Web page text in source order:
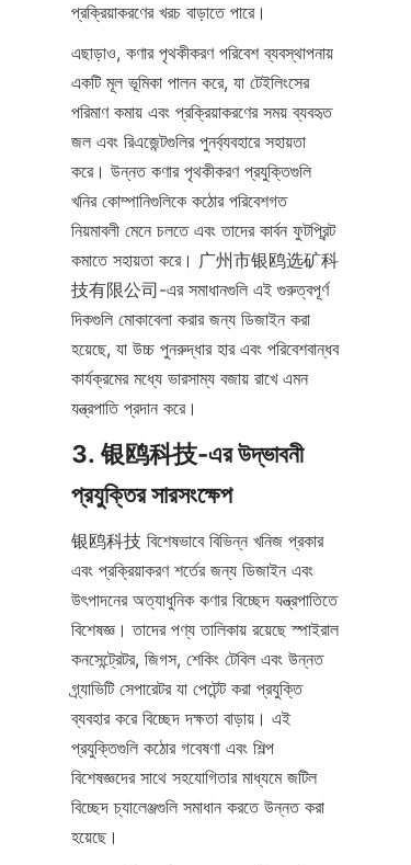
প্রক্রিয়াকরণের খরচ বাড়াতে পারে।
এছাড়াও, কণার পৃথকীকরণ পরিবেশ ব্যবস্থাপনায়
একটি মূল ভূমিকা পালন করে, যা টেইলিংসের
পরিমাণ কমায় এবং প্রক্রিয়াকরণের সময় ব্যবহৃত
জল এবং রিএজেন্টগুলির পুনর্ব্যবহারে সহায়তা
করে। উন্নত কণার পৃথকীকরণ প্রযুক্তিগুলি
খনির কোম্পানিগুলিকে কঠোর পরিবেশগত
নিয়মাবলী মেনে চলতে এবং তাদের কার্বন ফুটপ্রিন্ট
কমাতে সহায়তা করে। 广州市银鸥选矿科
技有限公司-এর সমাধানগুলি এই গুরুত্বপূর্ণ
দিকগুলি মোকাবেলা করার জন্য ডিজাইন করা
হয়েছে, যা উচ্চ পুনরুদ্ধার হার এবং পরিবেশবান্ধব
কার্যক্রমের মধ্যে ভারসাম্য বজায় রাখে এমন
যন্ত্রপাতি প্রদান করে।
3. 银鸥科技-এর উদ্ভাবনী
প্রযুক্তির সারসংক্ষেপ
银鸥科技 বিশেষভাবে বিভিন্ন খনিজ প্রকার
এবং প্রক্রিয়াকরণ শর্তের জন্য ডিজাইন এবং
উৎপাদনের অত্যাধুনিক কণার বিচ্ছেদ যন্ত্রপাতিতে
বিশেষজ্ঞ। তাদের পণ্য তালিকায় রয়েছে স্পাইরাল
কনসেন্ট্রেটর, জিগস, শেকিং টেবিল এবং উন্নত
গ্র্যাভিটি সেপারেটর যা পেটেন্ট করা প্রযুক্তি
ব্যবহার করে বিচ্ছেদ দক্ষতা বাড়ায়। এই
প্রযুক্তিগুলি কঠোর গবেষণা এবং শিল্প
বিশেষজ্ঞদের সাথে সহযোগিতার মাধ্যমে জটিল
বিচ্ছেদ চ্যালেঞ্জগুলি সমাধান করতে উন্নত করা
হয়েছে।